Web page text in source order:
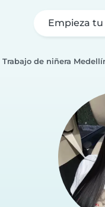
Empieza
Trabajo de niñera